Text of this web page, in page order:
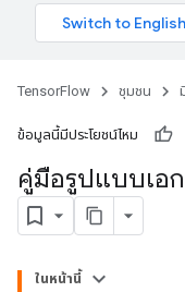
TensorFlow ชุมชน
ข้อมูลนี้มีประโยชน์ไหม
คู่มือรูปแบบเอ
ในหน้านี้